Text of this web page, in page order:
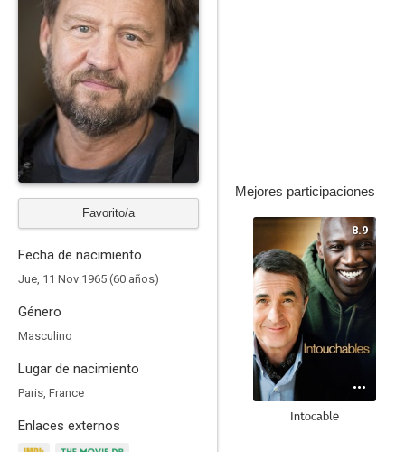
Favorito/a
Fecha de nacimiento
Jue, 11 Nov 1965 (60 años)
Género
Masculino
Lugar de nacimiento
Paris, France
Enlaces externos
Mejores participaciones
8.9
Intocable